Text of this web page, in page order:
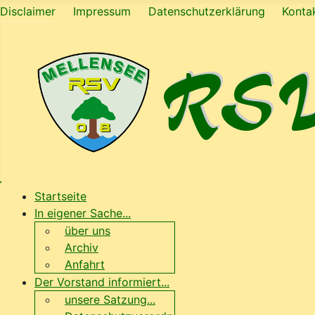
Disclaimer Impressum Datenschutzerklärung
Startseite
In eigener Sache...
über uns
Archiv
Anfahrt
Der Vorstand informiert...
unsere Satzung...